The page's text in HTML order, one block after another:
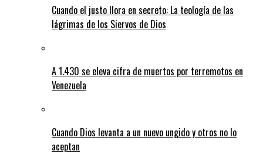
Cuando el justo llora en secreto: La teología de las
lágrimas de los Siervos de Dios
A 1.430 se eleva cifra de muertos por terremotos en
Venezuela
Cuando Dios levanta a un nuevo ungido y otros no lo
aceptan